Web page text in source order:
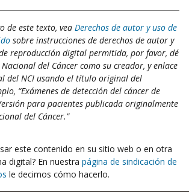
de este texto, vea Derechos de autor y uso de
sobre instrucciones de derechos de autor y
reproducción digital permitida, por favor, dé
del Cáncer como su creador, y enlace
del NCI usando el título original del
“Exámenes de detección del cáncer de
para pacientes publicada originalmente
del Cáncer.”
este contenido en su sitio web o en otra
digital? En nuestra página de sindicación de
le decimos cómo hacerlo.